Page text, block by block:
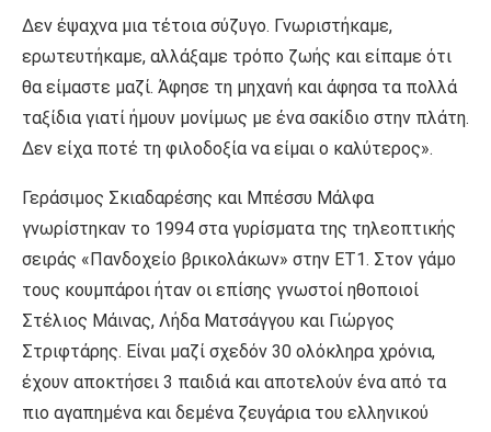
Δεν έψαχνα μια τέτοια σύζυγο. Γνωριστήκαμε,
ερωτευτήκαμε, αλλάξαμε τρόπο ζωής και είπαμε ότι
θα είμαστε μαζί. Άφησε τη μηχανή και άφησα τα πολλά
ταξίδια γιατί ήμουν μονίμως με ένα σακίδιο στην πλάτη.
Δεν είχα ποτέ τη φιλοδοξία να είμαι ο καλύτερος».
Γεράσιμος Σκιαδαρέσης και Μπέσσυ Μάλφα
γνωρίστηκαν το 1994 στα γυρίσματα της τηλεοπτικής
σειράς «Πανδοχείο βρικολάκων» στην ΕΤ1. Στον γάμο
τους κουμπάροι ήταν οι επίσης γνωστοί ηθοποιοί
Στέλιος Μάινας, Λήδα Ματσάγγου και Γιώργος
Στριφτάρης. Είναι μαζί σχεδόν 30 ολόκληρα χρόνια,
έχουν αποκτήσει 3 παιδιά και αποτελούν ένα από τα
πιο αγαπημένα και δεμένα ζευγάρια του ελληνικού